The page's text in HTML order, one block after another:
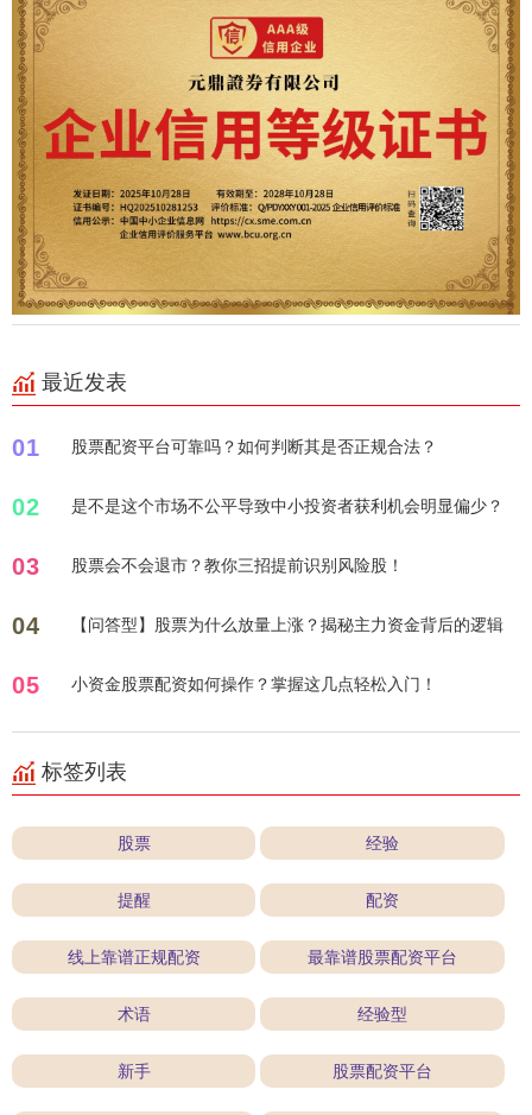
最近发表
01 股票配资平台可靠吗？如何判断其是否正规合法？
02 是不是这个市场不公平导致中小投资者获利机会明显偏少？
03 股票会不会退市？教你三招提前识别风险股！
04 【问答型】股票为什么放量上涨？揭秘主力资金背后的逻辑
05 小资金股票配资如何操作？掌握这几点轻松入门！
标签列表
股票 经验
提醒 配资
线上靠谱正规配资 最靠谱股票配资平台
术语 经验型
新手 股票配资平台